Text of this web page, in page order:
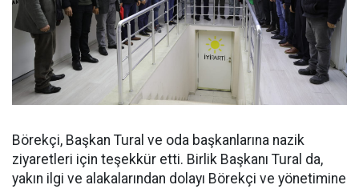
Börekçi, Başkan Tural ve oda başkanlarına nazik
ziyaretleri için teşekkür etti. Birlik Başkanı Tural da,
yakın ilgi ve alakalarından dolayı Börekçi ve yönetimine